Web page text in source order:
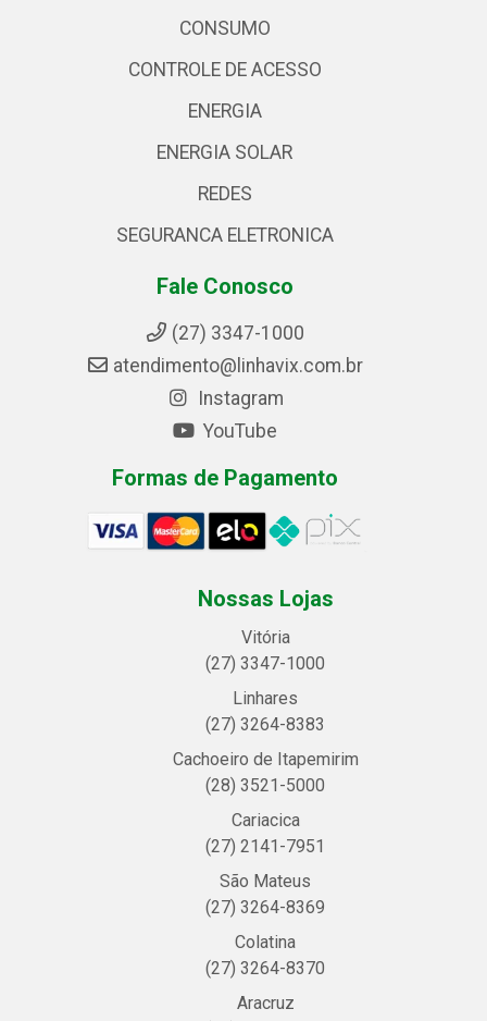
CONSUMO
CONTROLE DE ACESSO
ENERGIA
ENERGIA SOLAR
REDES
SEGURANCA ELETRONICA
Fale Conosco
(27) 3347-1000
atendimento@linhavix.com.br
Instagram
YouTube
Formas de Pagamento
Nossas Lojas
Vitória
(27) 3347-1000
Linhares
(27) 3264-8383
Cachoeiro de Itapemirim
(28) 3521-5000
Cariacica
(27) 2141-7951
São Mateus
(27) 3264-8369
Colatina
(27) 3264-8370
Aracruz